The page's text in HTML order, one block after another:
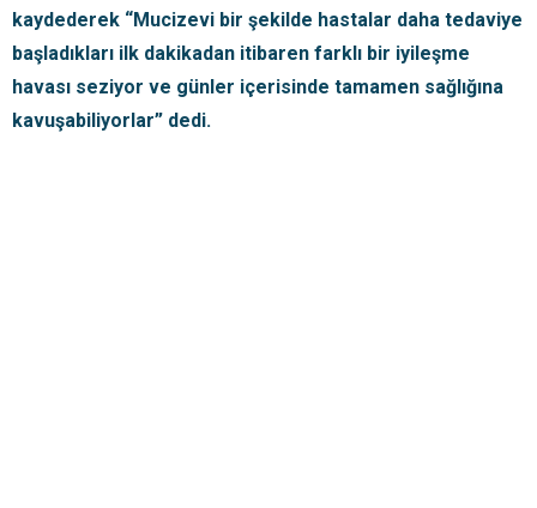
kaydederek “Mucizevi bir şekilde hastalar daha tedaviye
başladıkları ilk dakikadan itibaren farklı bir iyileşme
havası seziyor ve günler içerisinde tamamen sağlığına
kavuşabiliyorlar” dedi.